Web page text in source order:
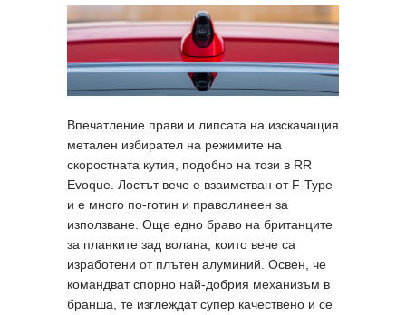
Впечатление прави и липсата на изскачащия
метален избирател на режимите на
скоростната кутия, подобно на този в RR
Evoque. Лостът вече е взаимстван от F-Type
и е много по-готин и праволинеен за
използване. Още едно браво на британците
за планките зад волана, които вече са
изработени от плътен алуминий. Освен, че
командват спорно най-добрия механизъм в
бранша, те изглеждат супер качествено и се